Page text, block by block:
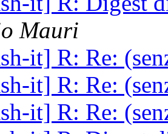
Mauri
it] R: Re:
it] R: Re:
it] R: Re: